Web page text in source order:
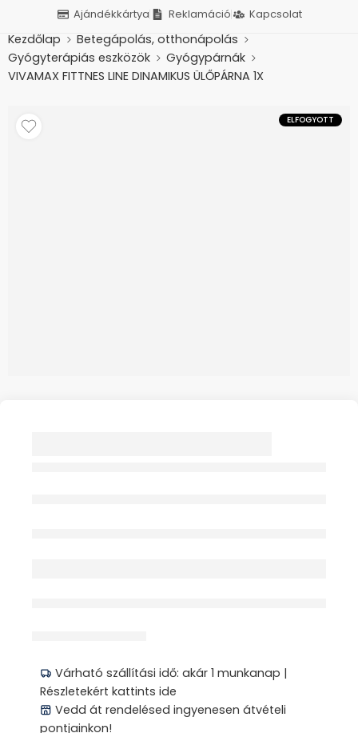
Ajándékkártya Reklamáció Kapcsolat
Kezdőlap
Betegápolás, otthonápolás
Gyógyterápiás eszközök
Gyógypárnák
VIVAMAX FITTNES LINE DINAMIKUS ÜLŐPÁRNA 1X
ELFOGYOTT
Várható szállítási idő: akár 1 munkanap |
Részletekért kattints ide
Vedd át rendelésed ingyenesen átvételi
pontjainkon!